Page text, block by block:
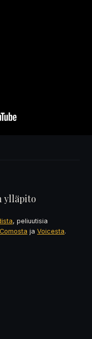
ylläpito
, peliuutisia
Comosta ja Voicesta.